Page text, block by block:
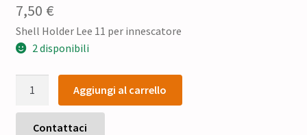
7,50 €
Shell Holder Lee 11 per innescatore
2 disponibili
Shell
Holder
Lee
Aggiungi al carrello
Contattaci